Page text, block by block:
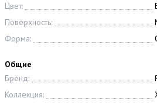
Цвет:
Поверхность:
Форма:
Общие
Бренд:
Коллекция: